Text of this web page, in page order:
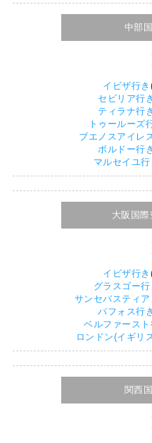
中部
イビザ行き
セビリア行
ティラナ行
トゥールーズ
ブエノスアイレ
ボルドー行
マルセイユ行
大阪国
イビザ行き
グラスゴー行
サンセバスティア
パフォス行
ベルファースト
ロンドン(イギリ
関西